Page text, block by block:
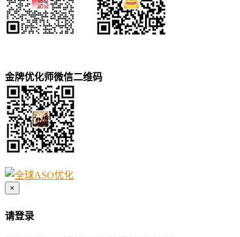
金牌优化师微信二维码
×
请登录